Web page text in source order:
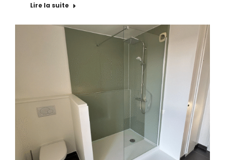
Lire la suite